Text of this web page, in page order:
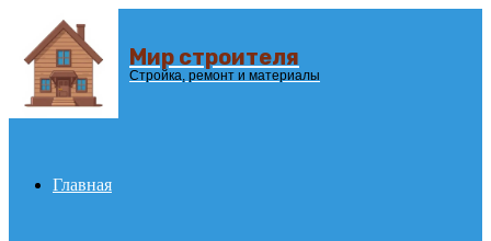
Menu Мир строителя
Стройка, ремонт и материалы
Главная